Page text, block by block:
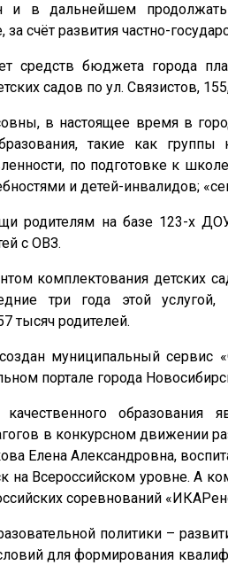
и в дальнейшем
счёт развития частно-
средств бюджета города
садов по ул. Связистов,
в настоящее время в
такие как группы
по подготовке к
и детей-инвалидов;
родителям на базе 123-х
с ОВЗ.
комплектования детских
три года этой
тысяч родителей.
муниципальный сервис
портале города
образования
в конкурсном движении
Елена Александровна,
на Всероссийском уровне. А
соревнований
политики –
для формирования